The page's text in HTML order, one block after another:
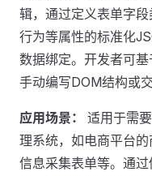
辑，通过定义表单字
行为等属性的标准化
数据绑定。开发者可
手动编写DOM结构或
应用场景：
适用于需
理系统，如电商平台
信息采集表单等。通